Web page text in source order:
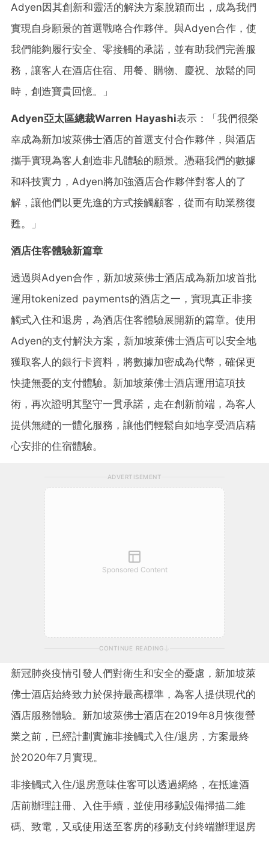
Adyen因其創新和靈活的解決方案脫穎而出，成為我們
實現自身願景的首選戰略合作夥伴。與Adyen合作，使
我們能夠履行安全、零接觸的承諾，並有助我們完善服
務，讓客人在酒店住宿、用餐、購物、慶祝、放鬆的同
時，創造寶貴回憶。」
Adyen亞太區總裁Warren Hayashi表示：「我們很榮
幸成為新加坡萊佛士酒店的首選支付合作夥伴，與酒店
攜手實現為客人創造非凡體驗的願景。憑藉我們的數據
和科技實力，Adyen將加強酒店合作夥伴對客人的了
解，讓他們以更先進的方式接觸顧客，從而有助業務復
甦。」
酒店住客體驗新篇章
透過與Adyen合作，新加坡萊佛士酒店成為新加坡首批
運用tokenized payments的酒店之一，實現真正非接
觸式入住和退房，為酒店住客體驗展開新的篇章。使用
Adyen的支付解決方案，新加坡萊佛士酒店可以安全地
獲取客人的銀行卡資料，將數據加密成為代幣，確保更
快捷無憂的支付體驗。新加坡萊佛士酒店運用這項技
術，再次證明其堅守一貫承諾，走在創新前端，為客人
提供無縫的一體化服務，讓他們輕鬆自如地享受酒店精
心安排的住宿體驗。
ADVERTISEMENT
Sponsored Content
CONTINUE READING
新冠肺炎疫情引發人們對衛生和安全的憂慮，新加坡萊
佛士酒店始終致力於保持最高標準，為客人提供現代的
酒店服務體驗。新加坡萊佛士酒店在2019年8月恢復營
業之前，已經計劃實施非接觸式入住/退房，方案最終
於2020年7月實現。
非接觸式入住/退房意味住客可以透過網絡，在抵達酒
店前辦理註冊、入住手續，並使用移動設備掃描二維
碼、致電，又或使用送至客房的移動支付終端辦理退房